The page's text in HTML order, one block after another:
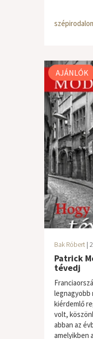
AJÁNLÓK
Bak Róbert |
Patrick
tévedj
legnagyobb
kiérdemlő
volt,
abban az
amelyikben